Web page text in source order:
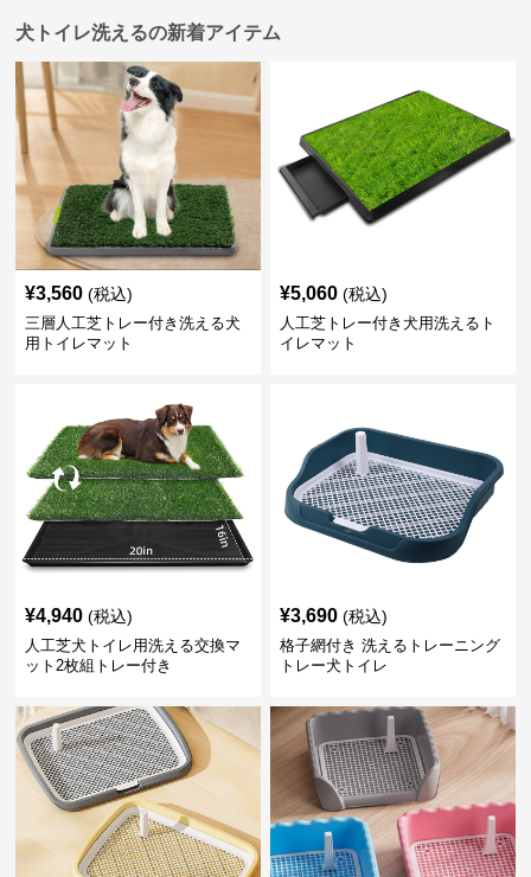
犬トイレ洗えるの新着アイテム
¥3,560 (税込)
三層人工芝トレー付き洗える犬
用トイレマット
¥5,060 (税込)
人工芝トレー付き犬用洗えるト
イレマット
¥4,940 (税込)
人工芝犬トイレ用洗える交換マ
ット2枚組トレー付き
¥3,690 (税込)
格子網付き 洗えるトレーニング
トレー犬トイレ